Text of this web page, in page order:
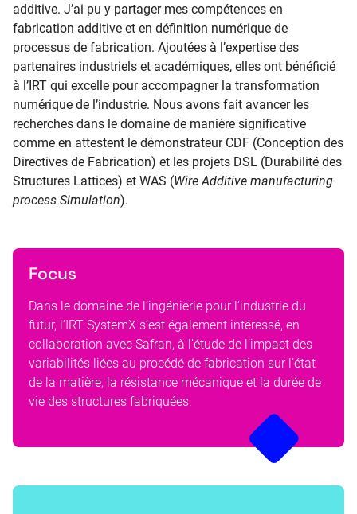
additive. J’ai pu y partager mes compétences en
fabrication additive et en définition numérique de
processus de fabrication. Ajoutées à l’expertise des
partenaires industriels et académiques, elles ont bénéficié
à l’IRT qui excelle pour accompagner la transformation
numérique de l’industrie. Nous avons fait avancer les
recherches dans le domaine de manière significative
comme en attestent le démonstrateur CDF (Conception des
Directives de Fabrication) et les projets DSL (Durabilité des
Structures Lattices) et WAS (Wire Additive manufacturing
process Simulation).
Focus
Dans le domaine de l’ingénierie pour l’industrie du
futur, l’IRT SystemX s’est également intéressé, en
collaboration avec Safran, à l’étude de l’impact des
variabilités liées au procédé de fabrication sur l’état
de la matière, la résistance mécanique et la durée de
vie des structures fabriquées.